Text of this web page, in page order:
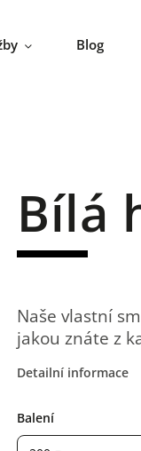
Blog
Bílá
Naše vlastní
jakou znáte z
Detailní informace
Balení